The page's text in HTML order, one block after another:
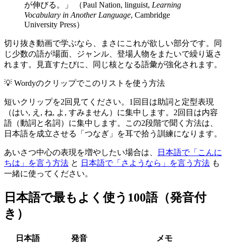
が伸びる。」 （Paul Nation, linguist, Learning
Vocabulary in Another Language, Cambridge
University Press）
切り抜き動画で学ぶなら、まさにこれが欲しい部分です。同
じ少数の語が場面、ジャンル、登場人物をまたいで繰り返さ
れます。見直すたびに、同じ核となる語彙が強化されます。
💡 Wordyのクリップでこのリストを使う方法
短いクリップを2回見てください。1回目は助詞と定型表現
（はい, え, ね, よ, すみません）に集中します。2回目は内容
語（動詞と名詞）に集中します。この2段階で聞く方法は、
日本語を成立させる「つなぎ」を耳で拾う訓練になります。
あいさつ中心の表現を増やしたい場合は、
日本語で「こんに
ちは」を言う方法 と 日本語で「さようなら」を言う方法 も
一緒に使ってください。
日本語で最もよく使う100語（発音付
き）
日本語 発音
メモ